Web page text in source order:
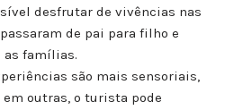
desfrutar de vivências nas
de pai para filho e
as famílias.
são mais sensoriais,
outras, o turista pode